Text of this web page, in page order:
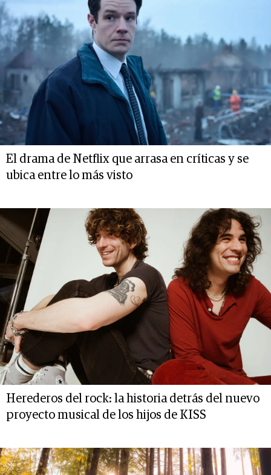
El drama de Netflix que arrasa en críticas y se
ubica entre lo más visto
Herederos del rock: la historia detrás del nuevo
proyecto musical de los hijos de KISS